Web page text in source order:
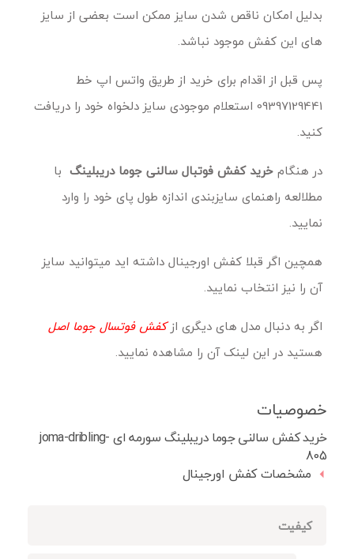
بدلیل امکان ناقص شدن سایز ممکن است بعضی از سایز
های این کفش موجود نباشد.
پس قبل از اقدام برای خرید از طریق واتس اپ خط
09397129441 استعلام موجودی سایز دلخواه خود را دریافت
کنید.
در هنگامخرید کفش فوتبال سالنی جوما دریبلینگ با
مطلالعه راهنمای سایزبندی اندازه طول پای خود را وارد
نمایید.
همچین اگر قبلا کفش اورجینال داشته اید میتوانید سایز
آن را نیز انتخاب نمایید.
اگر به دنبال مدل های دیگری ازکفش فوتسال جوما اصل
هستید در این لینک آن را مشاهده نمایید.
خصوصیات
خرید کفش سالنی جوما دریبلینگ سورمه ای joma-dribling-
805
مشخصات کفش اورجینال
کیفیت